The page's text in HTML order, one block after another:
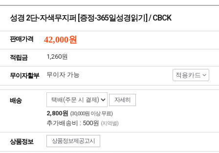
성경 2단-자색무지퍼 [증정-365일성경읽기] / CBCK
판매가격 42,000원
적립금 1,260원
무이자할부 무이자 가능 적용카드
배송 자세히
2,800원 (30,000원 이상 무료)
추가배송비 : 500원 (지역별)
상품정보 상품정보제공고시